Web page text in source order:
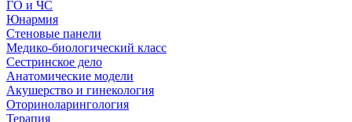
ГО и ЧС
Юнармия
Стеновые панели
Медико-биологический класс
Сестринское дело
Анатомические модели
Акушерство и гинекология
Оториноларингология
Терапия